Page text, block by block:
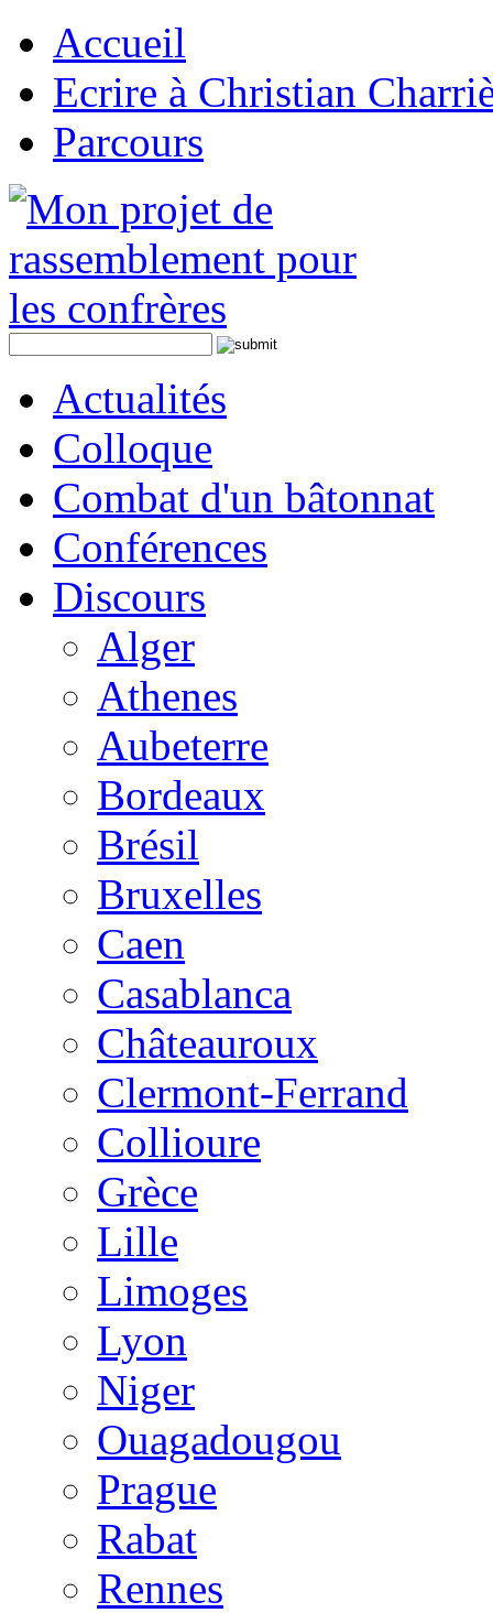
Accueil
Ecrire à Christian
Parcours
Actualités
Colloque
Combat d'un bâtonnat
Conférences
Discours
Alger
Athenes
Aubeterre
Bordeaux
Brésil
Bruxelles
Caen
Casablanca
Châteauroux
Clermont-Ferrand
Collioure
Grèce
Lille
Limoges
Lyon
Niger
Ouagadougou
Prague
Rabat
Rennes